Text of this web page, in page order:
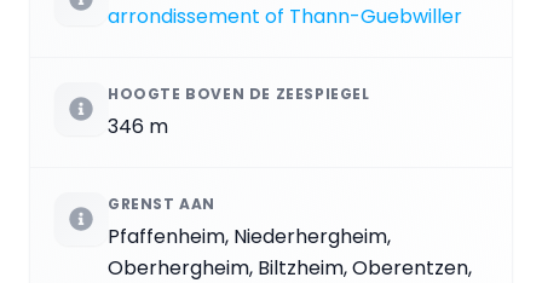
arrondissement of Thann-Guebwiller
HOOGTE BOVEN DE ZEESPIEGEL
346 m
GRENST AAN
Pfaffenheim, Niederhergheim,
Oberhergheim, Biltzheim, Oberentzen,